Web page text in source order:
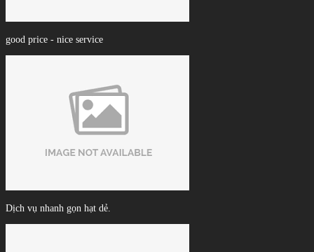
good price - nice service
Dịch vụ nhanh gọn hạt dẻ.